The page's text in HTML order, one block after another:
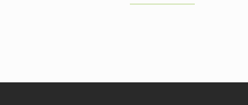
variantes.